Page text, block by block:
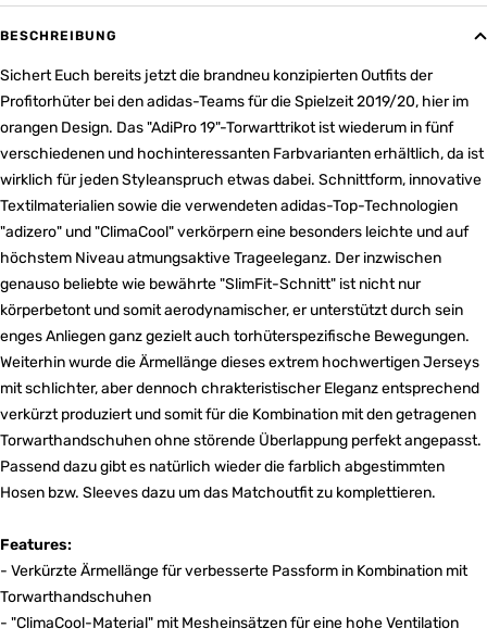
BESCHREIBUNG
Sichert Euch bereits jetzt die brandneu konzipierten Outfits der
Profitorhüter bei den adidas-Teams für die Spielzeit 2019/20, hier im
orangen Design. Das "AdiPro 19"-Torwarttrikot ist wiederum in fünf
verschiedenen und hochinteressanten Farbvarianten erhältlich, da ist
wirklich für jeden Styleanspruch etwas dabei. Schnittform, innovative
Textilmaterialien sowie die verwendeten adidas-Top-Technologien
"adizero" und "ClimaCool" verkörpern eine besonders leichte und auf
höchstem Niveau atmungsaktive Trageeleganz. Der inzwischen
genauso beliebte wie bewährte "SlimFit-Schnitt" ist nicht nur
körperbetont und somit aerodynamischer, er unterstützt durch sein
enges Anliegen ganz gezielt auch torhüterspezifische Bewegungen.
Weiterhin wurde die Ärmellänge dieses extrem hochwertigen Jerseys
mit schlichter, aber dennoch chrakteristischer Eleganz entsprechend
verkürzt produziert und somit für die Kombination mit den getragenen
Torwarthandschuhen ohne störende Überlappung perfekt angepasst.
Passend dazu gibt es natürlich wieder die farblich abgestimmten
Hosen bzw. Sleeves dazu um das Matchoutfit zu komplettieren.
Features:
- Verkürzte Ärmellänge für verbesserte Passform in Kombination mit
Torwarthandschuhen
- "ClimaCool-Material" mit Mesheinsätzen für eine hohe Ventilation